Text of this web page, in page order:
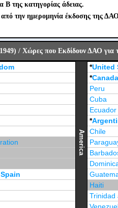
της κατηγορίας άδειας.
την ημερομηνία έκδοσης της
/ Χώρες που Εκδίδουν ΔΑΟ για
America
*United
*Canada
Peru
Cuba
Ecuador
*
Chile
Haiti
Trinidad